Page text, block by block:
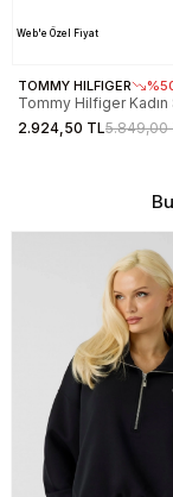
Web'e Özel Fiyat
TOMMY HILFIGER
Tommy Hilfiger Kadın
Baskılı Normal Kesim
Sweatshirt
2.924,50 TL5.849,00